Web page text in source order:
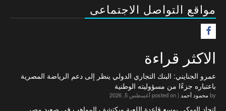
مواقع التواصل الاجتماعى
الاكثر قراءة
عمرو الجنايني: البنك التجاري الدولي ينظر إلى دعم الرياضة المصرية
باعتباره جزءًا من مسؤوليته الوطنية
by محمود أحمد | posted on أغسطس 5, 2026
اتحاد الهوكي يوسع قاعدة اللعبة ويكتشف المواهب في صعيد مصر